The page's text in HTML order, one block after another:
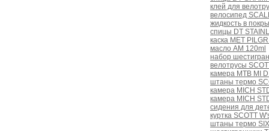
клей для
велосипед
жидкость в
спицы DT
каска MET
масло AM 120ml
набор
велотрусы
камера MTB MI
штаны термо
камера MICH
камера MICH
сидения для
куртка SCOTT
штаны термо